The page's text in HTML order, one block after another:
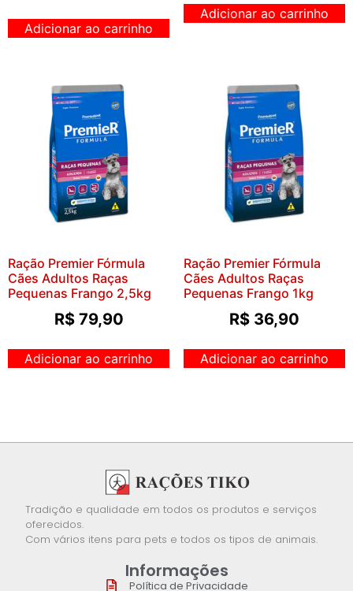
Adicionar ao carrinho
Adicionar ao carrinho
Ração Premier Fórmula
Cães Adultos Raças
Pequenas Frango 2,5kg
R$79,90
Adicionar ao carrinho
Ração Premier Fórmula
Cães Adultos Raças
Pequenas Frango 1kg
R$36,90
Adicionar ao carrinho
Tradição e qualidade em todos os produtos e serviços
oferecidos.
Com vários itens para pets e todos os tipos de animais.
Informações
Política de Privacidade